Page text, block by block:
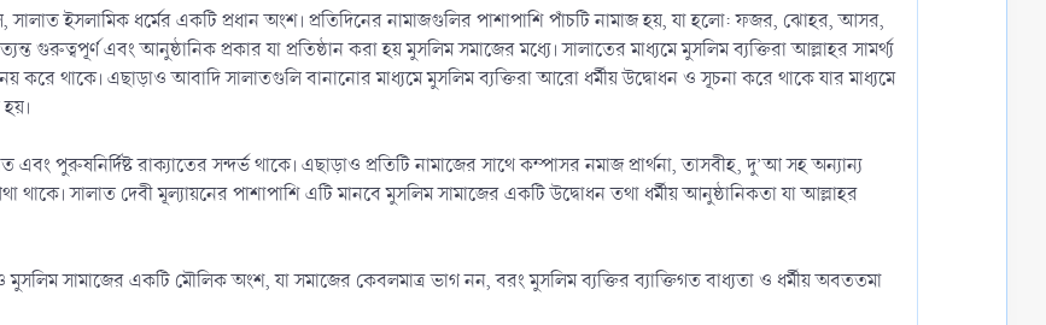
সালাত ইসলামিক ধর্মের একটি প্রধান অংশ। প্রতিদিনের নামাজগুলির পাশাপাশি পাঁচটি নামাজ হয়, যা হলো: ফজর, ঝোহর, আসর,
গুরুত্বপূর্ণ এবং আনুষ্ঠানিক প্রকার যা প্রতিষ্ঠান করা হয় মুসলিম সমাজের মধ্যে। সালাতের মাধ্যমে মুসলিম ব্যক্তিরা আল্লাহর সামর্থ্য
করে থাকে। এছাড়াও আবাদি সালাতগুলি বানানোর মাধ্যমে মুসলিম ব্যক্তিরা আরো ধর্মীয় উদ্বোধন ও সূচনা করে থাকে যার মাধ্যমে
এবং পুরুষনির্দিষ্ট রাক্যাতের সন্দর্ভ থাকে। এছাড়াও প্রতিটি নামাজের সাথে কম্পাসর নমাজ প্রার্থনা, তাসবীহ, দু’আ সহ অন্যান্য
সালাত দেবী মূল্যায়নের পাশাপাশি এটি মানবে মুসলিম সামাজের একটি উদ্বোধন তথা ধর্মীয় আনুষ্ঠানিকতা যা আল্লাহর
মুসলিম সামাজের একটি মৌলিক অংশ, যা সমাজের কেবলমাত্র ভাগ নন, বরং মুসলিম ব্যক্তির ব্যাক্তিগত বাধ্যতা ও ধর্মীয় অবততমা